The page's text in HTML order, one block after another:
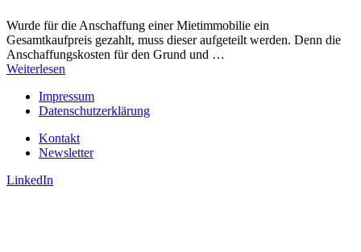
Wurde für die Anschaffung einer Mietimmobilie ein
Gesamtkaufpreis gezahlt, muss dieser aufgeteilt werden. Denn die
Anschaffungskosten für den Grund und …
Weiterlesen
Impressum
Datenschutzerklärung
Kontakt
Newsletter
LinkedIn